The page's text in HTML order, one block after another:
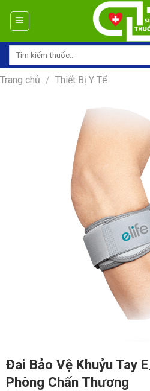
Tìm
Trang chủ / Thiết Bị Y Tế
Đai Bảo Vệ Khuỷu Tay
Phòng Chấn Thương